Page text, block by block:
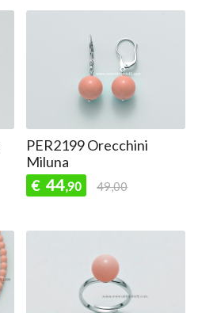
PER2199 Orecchini
Miluna
€ 44,90 49,00